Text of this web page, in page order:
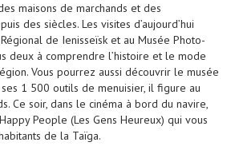
maisons de marchands et des
des siècles. Les visites d’aujourd’hui
de Ienisseïsk et au Musée Photo-
deux à comprendre l’histoire et le mode
Vous pourrez aussi découvrir le musée
1 500 outils de menuisier, il figure au
Ce soir, dans le cinéma à bord du navire,
People (Les Gens Heureux) qui vous
de la Taïga.